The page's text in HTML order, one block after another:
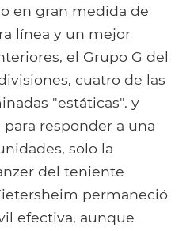
en gran medida de
línea y un mejor
el Grupo G del
cuatro de las
"estáticas". y
responder a una
solo la
del teniente
permaneció
efectiva, aunque